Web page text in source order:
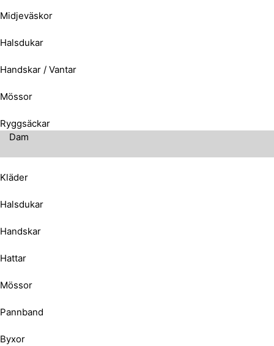
Midjeväskor
Halsdukar
Handskar / Vantar
Mössor
Ryggsäckar
Dam
Kläder
Halsdukar
Handskar
Hattar
Mössor
Pannband
Byxor